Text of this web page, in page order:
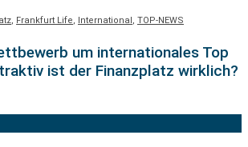
Frankfurt Life International TOP-NEWS
um internationales Top
ist der Finanzplatz wirklich?